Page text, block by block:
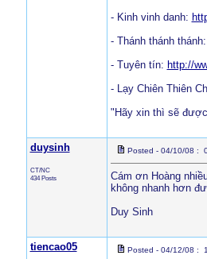
- Kinh vinh danh:
- Thánh thánh thánh:
- Tuyên tín: http://
- Lạy Chiên Thiên
"Hãy xin thì sẽ
duysinh
CT/NC
434 Posts
Posted - 04/10/08 :
Cám ơn Hoàng
không nhanh hơn
Duy Sinh
tiencao05 Posted - 04/12/08 :